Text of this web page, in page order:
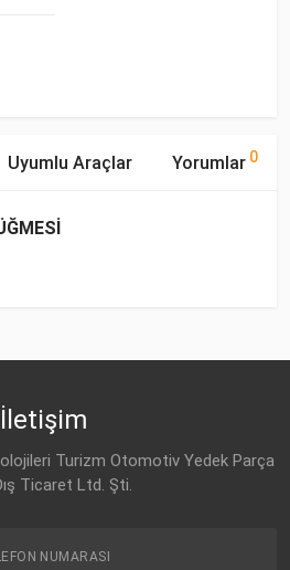
Uyumlu Araçlar Yorumlar 0
İletişim
Turizm Otomotiv Yedek Parça
Ticaret Ltd. Şti.
NUMARASI